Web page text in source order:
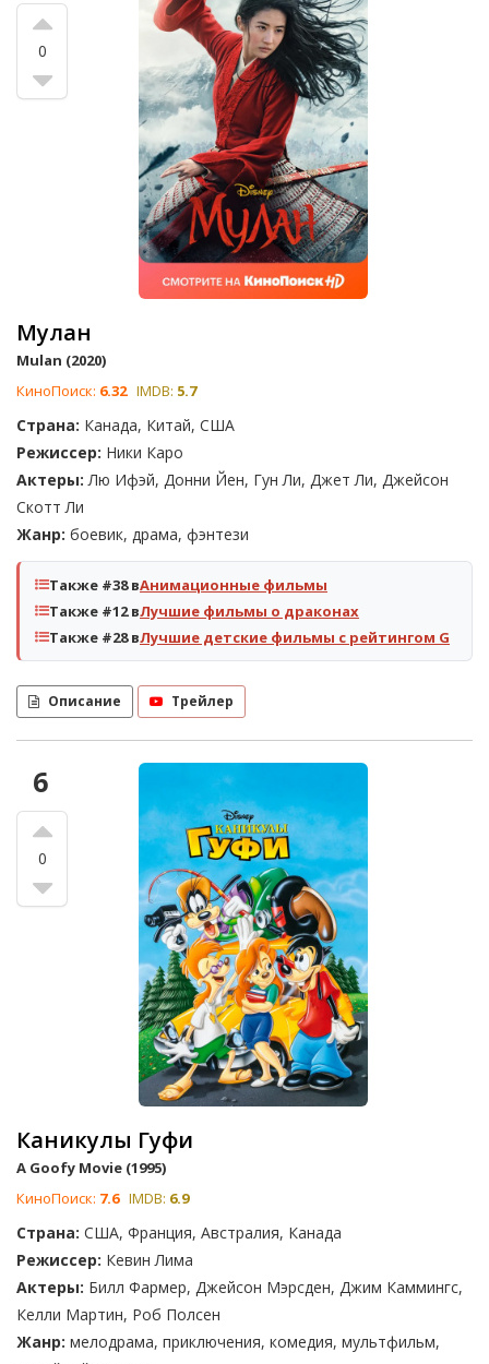
0
Мулан
Mulan (2020)
КиноПоиск: 6.32 IMDB: 5.7
Страна: Канада, Китай, США
Режиссер: Ники Каро
Актеры: Лю Ифэй, Донни Йен, Гун Ли, Джет Ли, Джейсон
Скотт Ли
Жанр: боевик, драма, фэнтези
Также #38 вАнимационные фильмы
Также #12 вЛучшие фильмы о драконах
Также #28 вЛучшие детские фильмы с рейтингом G
Описание Трейлер
6
0
Каникулы Гуфи
A Goofy Movie (1995)
КиноПоиск: 7.6 IMDB: 6.9
Страна: США, Франция, Австралия, Канада
Режиссер: Кевин Лима
Актеры: Билл Фармер, Джейсон Мэрсден, Джим Каммингс,
Келли Мартин, Роб Полсен
Жанр: мелодрама, приключения, комедия, мультфильм,